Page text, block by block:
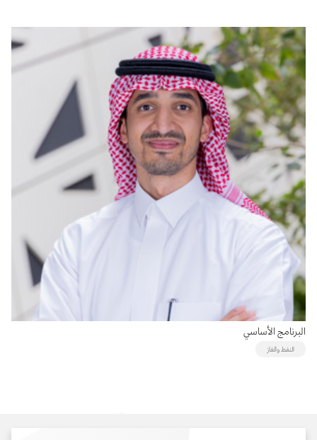
نوفر بيانات موثوقة ودقيقة في مجالي الطاقة والاقتصاد، ونتيحها للجميع.
استعرض الصور لأبرز فعالياتنا الأخيرة ومبادراتنا وشراكاتنا.
يرجى التواصل معنا للاستفسارات العامة، وفرص التعاون، والطلبات الإعلامية.
عن كابسارك
البرنامج الأساسي
النفط والغاز